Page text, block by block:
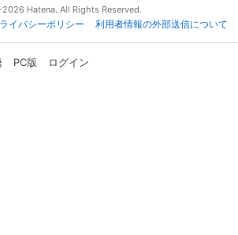
Hatena. All Rights Reserved.
イバシーポリシー 利用者情報の外部送信について
PC版 ログイン